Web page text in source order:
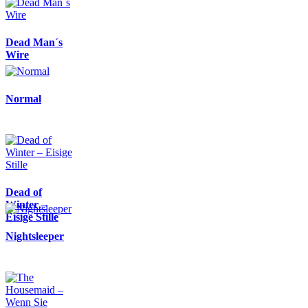
Dead Man´s
Wire
Normal
Dead of
Winter –
Eisige Stille
Nightsleeper